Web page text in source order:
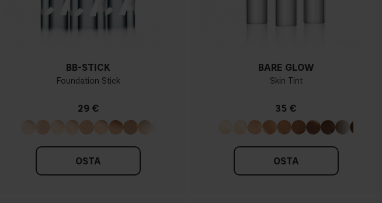
BB-STICK
Foundation Stick
29 €
OSTA
BARE GLOW
Skin Tint
35 €
OSTA